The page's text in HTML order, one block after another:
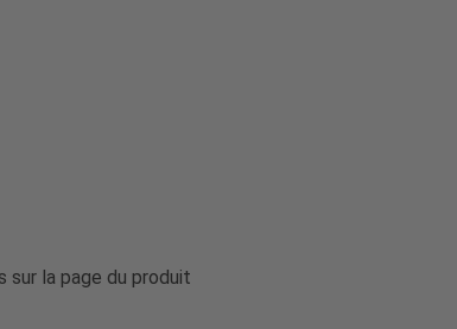
sur la page du produit